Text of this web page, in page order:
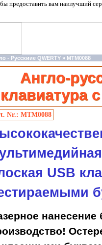
предоставить вам наилучший
- Русскиие QWERTY » MTM0088
Англо-
клавиатура
Nr.: MTM0088
USB
нанесение